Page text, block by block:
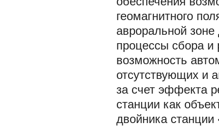
геомагнитного
авроральной
процессы сбора и
возможность
отсутствующих и
за счет эффекта
станции как
двойника